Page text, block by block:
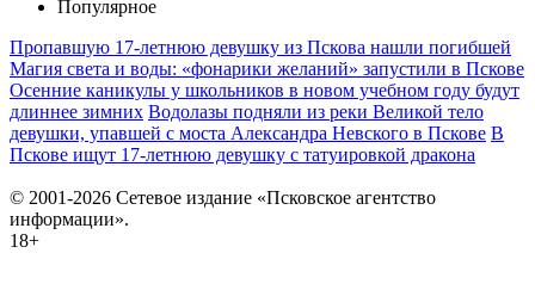
Популярное
Пропавшую 17-летнюю девушку из Пскова нашли погибшей
Магия света и воды: «фонарики желаний» запустили в Пскове
Осенние каникулы у школьников в новом учебном году будут
длиннее зимних Водолазы подняли из реки Великой тело
девушки, упавшей с моста Александра Невского в Пскове В
Пскове ищут 17‑летнюю девушку с татуировкой дракона
© 2001-2026 Сетевое издание «Псковское агентство
информации».
18+